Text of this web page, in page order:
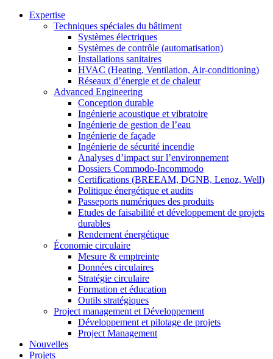
Expertise
Techniques spéciales du bâtiment
Systèmes électriques
Systèmes de contrôle (automatisation)
Installations sanitaires
HVAC (Heating, Ventilation, Air-conditioning)
Réseaux d’énergie et de chaleur
Advanced Engineering
Conception durable
Ingénierie acoustique et vibratoire
Ingénierie de gestion de l’eau
Ingénierie de façade
Ingénierie de sécurité incendie
Analyses d’impact sur l’environnement
Dossiers Commodo-Incommodo
Certifications (BREEAM, DGNB, Lenoz, Well)
Politique énergétique et audits
Passeports numériques des produits
Etudes de faisabilité et développement de projets
durables
Rendement énergétique
Économie circulaire
Mesure & emptreinte
Données circulaires
Stratégie circulaire
Formation et éducation
Outils stratégiques
Project management et Développement
Développement et pilotage de projets
Project Management
Nouvelles
Projets